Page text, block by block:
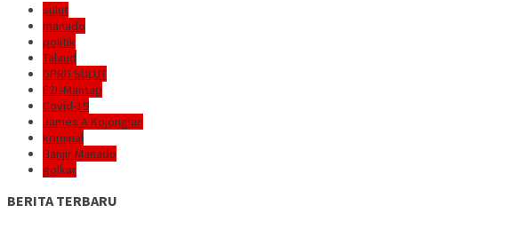
sulut
manado
politik
Talaud
DPRD SULUT
E2L-Mantap
Covid-19
James A Kojongian
kriminal
Banjir Manado
golkar
BERITA TERBARU